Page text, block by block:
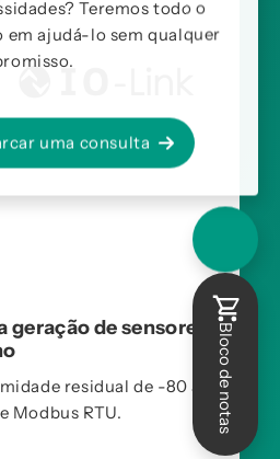
geração de sensores
residual de -80 a
Modbus RTU.
Teremos todo o
em ajudá-lo sem qualquer
uma consulta
Bloco de notas